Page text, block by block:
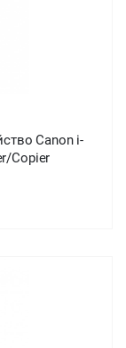
Canon i-
Copier